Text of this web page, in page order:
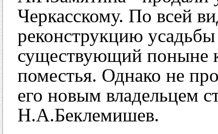
Черкасскому. По всей
реконструкцию
существующий поныне
поместья. Однако не
его новым владельцем
Н.А.Беклемишев.